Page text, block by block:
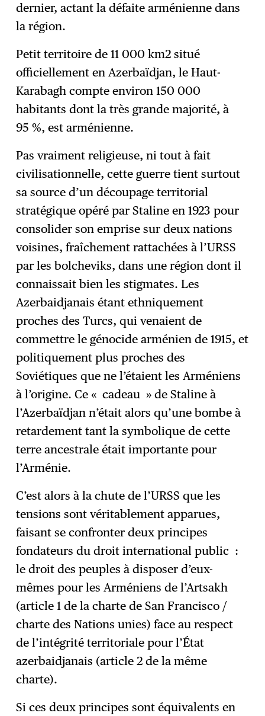
dernier, actant la défaite arménienne dans
la région.
Petit territoire de 11 000 km2 situé
officiellement en Azerbaïdjan, le Haut-
Karabagh compte environ 150 000
habitants dont la très grande majorité, à
95 %, est arménienne.
Pas vraiment religieuse, ni tout à fait
civilisationnelle, cette guerre tient surtout
sa source d’un découpage territorial
stratégique opéré par Staline en 1923 pour
consolider son emprise sur deux nations
voisines, fraîchement rattachées à l’URSS
par les bolcheviks, dans une région dont il
connaissait bien les stigmates. Les
Azerbaidjanais étant ethniquement
proches des Turcs, qui venaient de
commettre le génocide arménien de 1915, et
politiquement plus proches des
Soviétiques que ne l’étaient les Arméniens
à l’origine. Ce « cadeau » de Staline à
l’Azerbaïdjan n’était alors qu’une bombe à
retardement tant la symbolique de cette
terre ancestrale était importante pour
l’Arménie.
C’est alors à la chute de l’URSS que les
tensions sont véritablement apparues,
faisant se confronter deux principes
fondateurs du droit international public :
le droit des peuples à disposer d’eux-
mêmes pour les Arméniens de l’Artsakh
(article 1 de la charte de San Francisco /
charte des Nations unies) face au respect
de l’intégrité territoriale pour l’État
azerbaidjanais (article 2 de la même
charte).
Si ces deux principes sont équivalents en